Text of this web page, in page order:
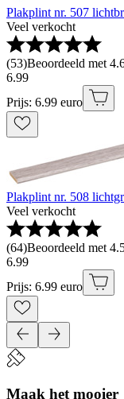
Plakplint nr. 507
Veel verkocht
(53)Beoordeeld met
6.99
Prijs: 6.99 euro
Plakplint nr. 508
Veel verkocht
(64)Beoordeeld met
6.99
Prijs: 6.99 euro
Maak het mooier